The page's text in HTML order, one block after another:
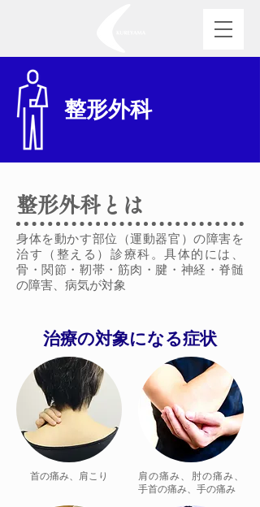
整形外科
整形外科とは
身体を動かす部位（運動器官）の障害を
治す（整える）診療科。具体的には、
骨・関節・靭帯・筋肉・腱・神経・脊髄
の障害、病気が対象
治療の対象になる症状
首の痛み、肩こり
肩の痛み、肘の痛み、
手首の痛み、手の痛み